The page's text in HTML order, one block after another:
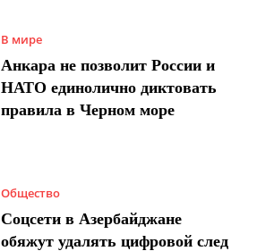
В мире
Анкара не позволит России и
НАТО единолично диктовать
правила в Черном море
Общество
Соцсети в Азербайджане
обяжут удалять цифровой след